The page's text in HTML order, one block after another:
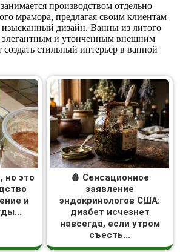
производством отдельно
мрамора, предлагая своим клиентам
изысканный дизайн. Ванны из литого
элегантным и утонченным внешним
создать стильный интерьер в ванной
но это
и
🩸 Сенсационное
заявление
эндокринологов США:
диабет исчезнет
навсегда, если утром
съесть...